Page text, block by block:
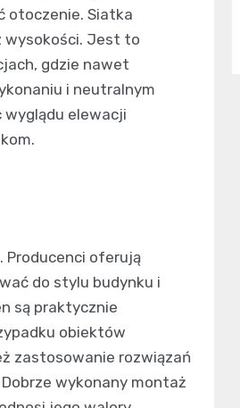
otoczenie. Siatka
wysokości. Jest to
gdzie nawet
i neutralnym
elewacji
Producenci oferują
do stylu budynku i
są praktycznie
obiektów
zastosowanie rozwiązań
wykonany montaż